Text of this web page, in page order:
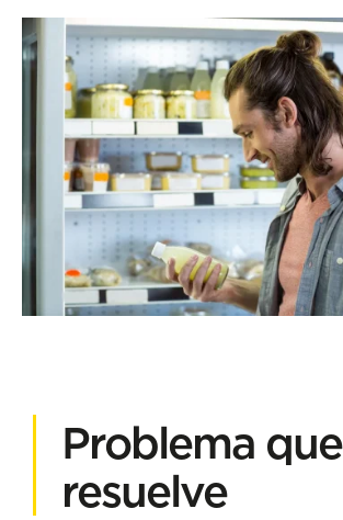
Problema que
resuelve